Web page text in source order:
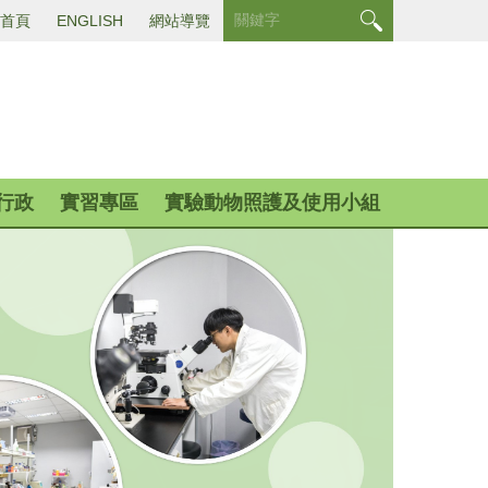
頁 ENGLISH 網站導覽
政 實習專區 實驗動物照護及使用小組